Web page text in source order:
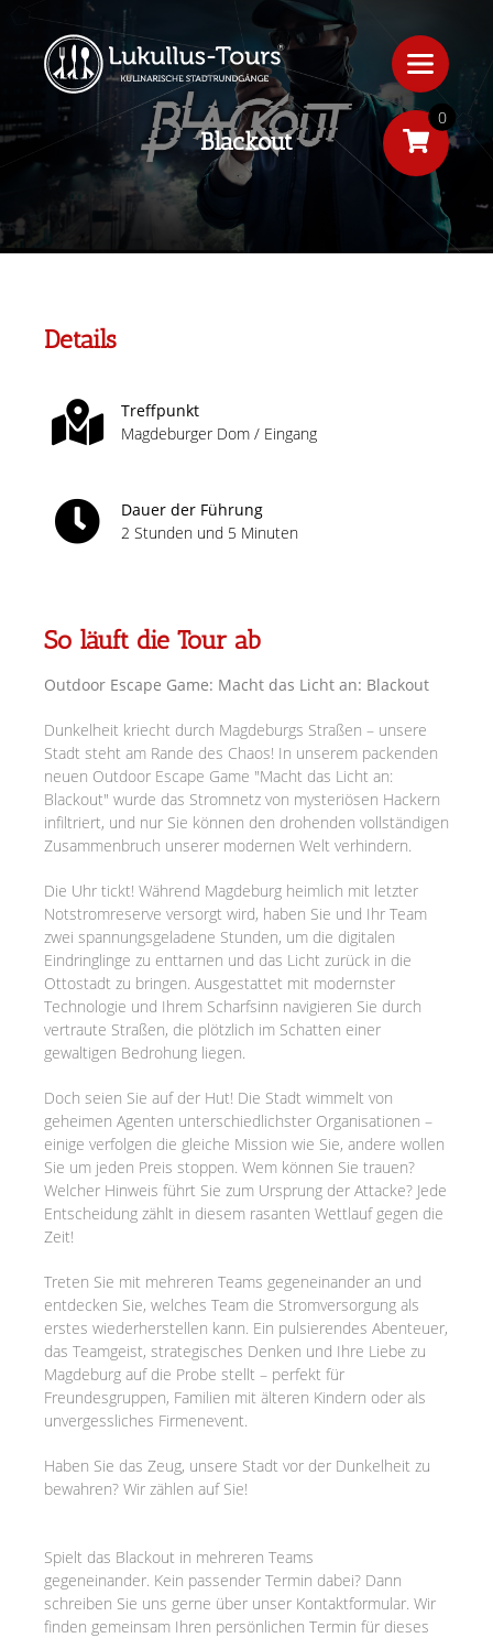
Blackout
Details
Treffpunkt
Magdeburger Dom / Eingang
Dauer der Führung
2 Stunden und 5 Minuten
So läuft die Tour ab
Outdoor Escape Game: Macht das Licht an: Blackout
Dunkelheit kriecht durch Magdeburgs Straßen – unsere
Stadt steht am Rande des Chaos! In unserem packenden
neuen Outdoor Escape Game "Macht das Licht an:
Blackout" wurde das Stromnetz von mysteriösen Hackern
infiltriert, und nur Sie können den drohenden vollständigen
Zusammenbruch unserer modernen Welt verhindern.
Die Uhr tickt! Während Magdeburg heimlich mit letzter
Notstromreserve versorgt wird, haben Sie und Ihr Team
zwei spannungsgeladene Stunden, um die digitalen
Eindringlinge zu enttarnen und das Licht zurück in die
Ottostadt zu bringen. Ausgestattet mit modernster
Technologie und Ihrem Scharfsinn navigieren Sie durch
vertraute Straßen, die plötzlich im Schatten einer
gewaltigen Bedrohung liegen.
Doch seien Sie auf der Hut! Die Stadt wimmelt von
geheimen Agenten unterschiedlichster Organisationen –
einige verfolgen die gleiche Mission wie Sie, andere wollen
Sie um jeden Preis stoppen. Wem können Sie trauen?
Welcher Hinweis führt Sie zum Ursprung der Attacke? Jede
Entscheidung zählt in diesem rasanten Wettlauf gegen die
Zeit!
Treten Sie mit mehreren Teams gegeneinander an und
entdecken Sie, welches Team die Stromversorgung als
erstes wiederherstellen kann. Ein pulsierendes Abenteuer,
das Teamgeist, strategisches Denken und Ihre Liebe zu
Magdeburg auf die Probe stellt – perfekt für
Freundesgruppen, Familien mit älteren Kindern oder als
unvergessliches Firmenevent.
Haben Sie das Zeug, unsere Stadt vor der Dunkelheit zu
bewahren? Wir zählen auf Sie!
Spielt das Blackout in mehreren Teams
gegeneinander. Kein passender Termin dabei? Dann
schreiben Sie uns gerne über unser Kontaktformular. Wir
finden gemeinsam Ihren persönlichen Termin für dieses
0